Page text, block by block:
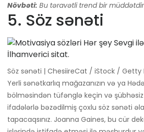
Növbəti: Bu təravətli trend bir
5. Söz sənəti
Söz sənəti | ChesiireCat / iStock / Getty
Yerli sənətkarlıq mağazanızın və ya
bölməsindən tüfənglə keçin və şübhəsiz
ifadələrlə bəzədilmiş çoxlu söz sənəti
tapacaqsınız. Joanna Gaines, bu cür